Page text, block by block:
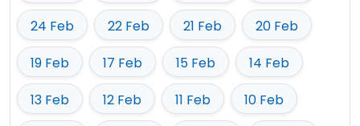
24 Feb
22 Feb 21 Feb
20 Feb
19 Feb
17 Feb 15 Feb
14 Feb
13 Feb
12 Feb 11 Feb
10 Feb